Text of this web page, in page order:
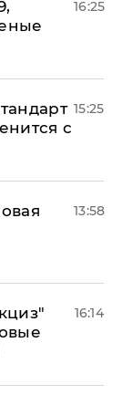
16:25
с
15:25
13:58
16:14